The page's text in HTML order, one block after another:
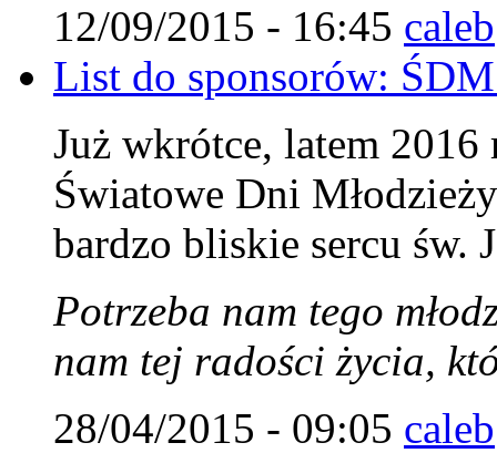
12/09/2015 - 16:45 caleb
List do sponsorów:
Już wkrótce, latem
Światowe Dni
bardzo bliskie sercu św.
Potrzeba nam tego
nam tej radości życia,
28/04/2015 - 09:05 caleb